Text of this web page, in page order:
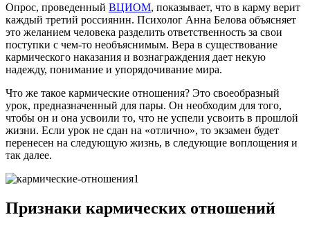
Опрос, проведенный ВЦИОМ, показывает, что в карму верит
каждый третий россиянин. Психолог Анна Белова объясняет
это желанием человека разделить ответственность за свои
поступки с чем-то необъяснимым. Вера в существование
кармического наказания и вознаграждения дает некую
надежду, понимание и упорядочивание мира.
Что же такое кармические отношения? Это своеобразный
урок, предназначенный для пары. Он необходим для того,
чтобы он и она усвоили то, что не успели усвоить в прошлой
жизни. Если урок не сдан на «отлично», то экзамен будет
перенесен на следующую жизнь, в следующие воплощения и
так далее.
Признаки кармических отношений